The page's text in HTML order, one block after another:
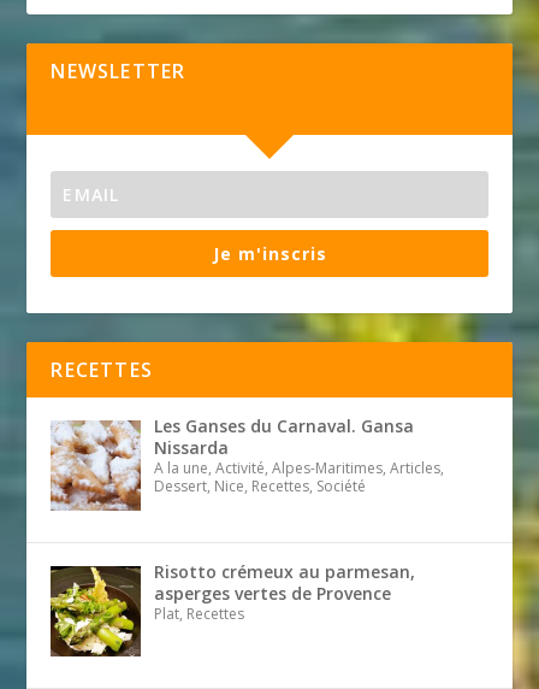
NEWSLETTER
Je m'inscris
RECETTES
Les Ganses du Carnaval. Gansa
Nissarda
A la une, Activité, Alpes-Maritimes, Articles,
Dessert, Nice, Recettes, Société
Risotto crémeux au parmesan,
asperges vertes de Provence
Plat, Recettes